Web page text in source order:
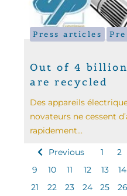
Press articles
Out of 4 billion
are recycled
Des appareils
novateurs ne cessent
rapidement...
Previous 1 2
9
10 11 12 13 14
21
22 23 24 25 26